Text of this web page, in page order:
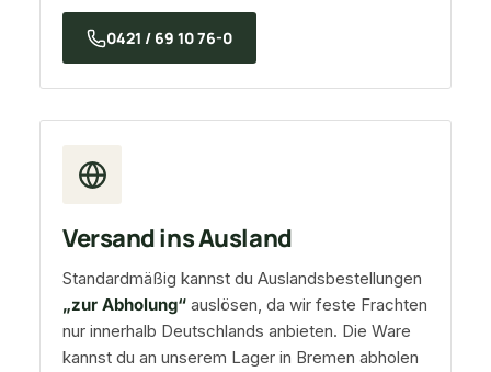
0421 / 69 10 76-0
Versand ins Ausland
Standardmäßig kannst du Auslandsbestellungen
„zur Abholung“ auslösen, da wir feste Frachten
nur innerhalb Deutschlands anbieten. Die Ware
kannst du an unserem Lager in Bremen abholen